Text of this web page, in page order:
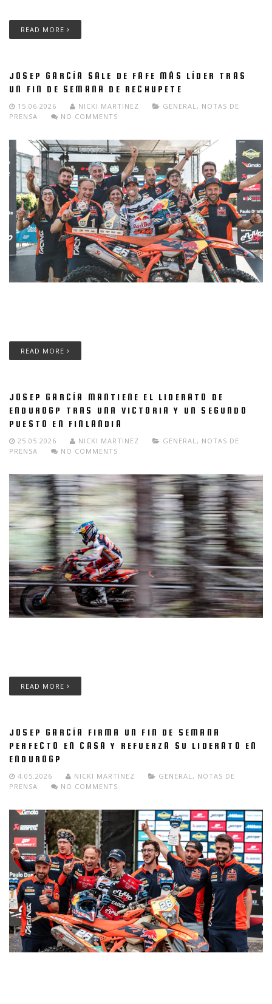
READ MORE
JOSEP GARCÍA SALE DE FAFE MÁS LÍDER TRAS
UN FIN DE SEMANA DE RECHUPETE
15.06.2026 NICKI MARTINEZ GENERAL , NOTAS DE
PRENSA
NO COMMENTS
READ MORE
JOSEP GARCÍA MANTIENE EL LIDERATO DE
ENDUROGP TRAS UNA VICTORIA Y UN SEGUNDO
PUESTO EN FINLANDIA
25.05.2026 NICKI MARTINEZ GENERAL, NOTAS DE
PRENSA
NO COMMENTS
READ MORE
JOSEP GARCÍA FIRMA UN FIN DE SEMANA
PERFECTO EN CASA Y REFUERZA SU LIDERATO EN
ENDUROGP
4.05.2026 NICKI MARTINEZ GENERAL , NOTAS DE
PRENSA
NO COMMENTS